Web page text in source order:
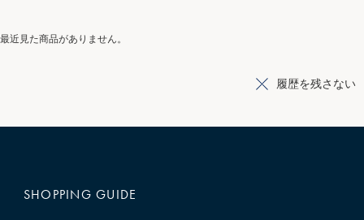
最近見た商品がありません。
履歴を残さない
SHOPPING GUIDE